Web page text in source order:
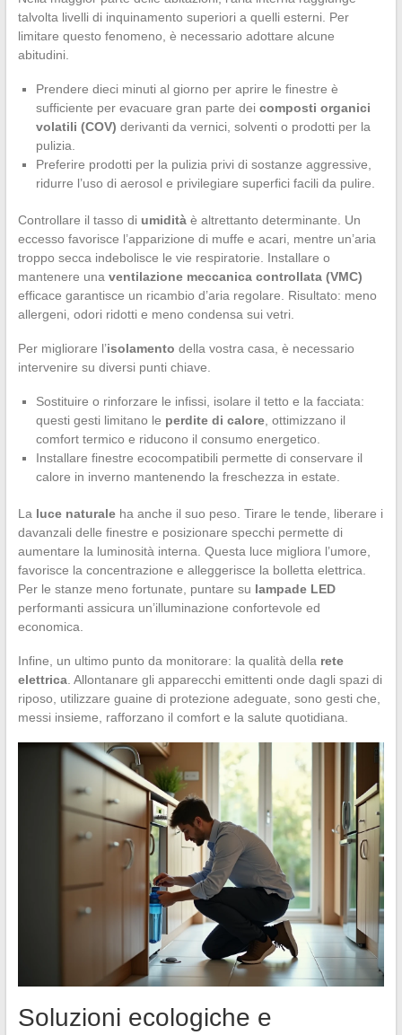
talvolta livelli di inquinamento superiori a quelli esterni. Per
limitare questo fenomeno, è necessario adottare alcune
abitudini.
Prendere dieci minuti al giorno per aprire le finestre è
sufficiente per evacuare gran parte dei composti organici
volatili (COV) derivanti da vernici, solventi o prodotti per la
pulizia.
Preferire prodotti per la pulizia privi di sostanze aggressive,
ridurre l’uso di aerosol e privilegiare superfici facili da pulire.
Controllare il tasso di umiditàè altrettanto determinante. Un
eccesso favorisce l’apparizione di muffe e acari, mentre un’aria
troppo secca indebolisce le vie respiratorie. Installare o
mantenere una ventilazione meccanica controllata (VMC)
efficace garantisce un ricambio d’aria regolare. Risultato: meno
allergeni, odori ridotti e meno condensa sui vetri.
Per migliorare l’isolamento della vostra casa, è necessario
intervenire su diversi punti chiave.
Sostituire o rinforzare le infissi, isolare il tetto e la facciata:
questi gesti limitano le perdite di calore, ottimizzano il
comfort termico e riducono il consumo energetico.
Installare finestre ecocompatibili permette di conservare il
calore in inverno mantenendo la freschezza in estate.
La luce naturaleha anche il suo peso. Tirare le tende, liberare i
davanzali delle finestre e posizionare specchi permette di
aumentare la luminosità interna. Questa luce migliora l’umore,
favorisce la concentrazione e alleggerisce la bolletta elettrica.
Per le stanze meno fortunate, puntare su lampade LED
performanti assicura un’illuminazione confortevole ed
economica.
Infine, un ultimo punto da monitorare: la qualità della rete
elettrica. Allontanare gli apparecchi emittenti onde dagli spazi di
riposo, utilizzare guaine di protezione adeguate, sono gesti che,
messi insieme, rafforzano il comfort e la salute quotidiana.
Soluzioni ecologiche e